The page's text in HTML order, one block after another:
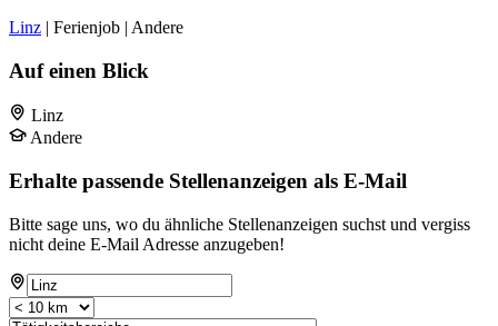
Linz | Ferienjob | Andere
Auf einen Blick
Linz
Andere
Erhalte passende Stellenanzeigen als E-Mail
Bitte sage uns, wo du ähnliche Stellenanzeigen suchst und vergiss
nicht deine E-Mail Adresse anzugeben!